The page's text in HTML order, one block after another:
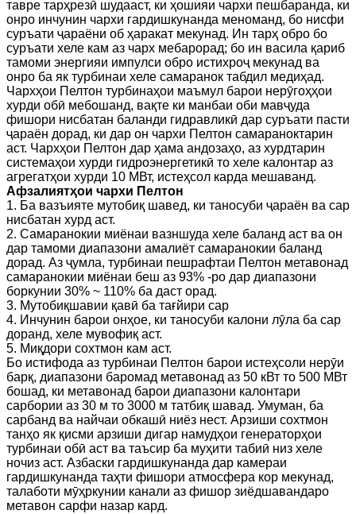
тавре тарҳрезӣ шудааст, ки ҳошияи чархи пешбаранда, ки
онро инчунин чархи гардишкунанда меноманд, бо нисфи
суръати ҷараёни об ҳаракат мекунад. Ин тарҳ обро бо
суръати хеле кам аз чарх мебарорад; бо ин васила қариб
тамоми энергияи импулси обро истихроҷ мекунад ва
онро ба як турбинаи хеле самаранок табдил медиҳад.
Чархҳои Пелтон турбинаҳои маъмул барои нерӯгоҳҳои
хурди обӣ мебошанд, вақте ки манбаи оби мавҷуда
фишори нисбатан баланди гидравликӣ дар суръати пасти
ҷараён дорад, ки дар он чархи Пелтон самараноктарин
аст. Чархҳои Пелтон дар ҳама андозаҳо, аз хурдтарин
системаҳои хурди гидроэнергетикӣ то хеле калонтар аз
агрегатҳои хурди 10 МВт, истеҳсол карда мешаванд.
Афзалиятҳои чархи Пелтон
1. Ба вазъияте мутобиқ шавед, ки таносуби ҷараён ва сар
нисбатан хурд аст.
2. Самаранокии миёнаи вазншуда хеле баланд аст ва он
дар тамоми диапазони амалиёт самаранокии баланд
дорад. Аз ҷумла, турбинаи пешрафтаи Пелтон метавонад
самаранокии миёнаи беш аз 93% -ро дар диапазони
боркунии 30% ~ 110% ба даст орад.
3. Мутобиқшавии қавӣ ба тағйири сар
4. Инчунин барои онҳое, ки таносуби калони лӯла ба сар
доранд, хеле мувофиқ аст.
5. Миқдори сохтмон кам аст.
Бо истифода аз турбинаи Пелтон барои истеҳсоли нерӯи
барқ, диапазони баромад метавонад аз 50 кВт то 500 МВт
бошад, ки метавонад барои диапазони калонтари
сарбории аз 30 м то 3000 м татбиқ шавад. Умуман, ба
сарбанд ва найчаи обкашӣ ниёз нест. Арзиши сохтмон
танҳо як қисми арзиши дигар намудҳои генераторҳои
турбинаи обӣ аст ва таъсир ба муҳити табиӣ низ хеле
ночиз аст. Азбаски гардишкунанда дар камераи
гардишкунанда таҳти фишори атмосфера кор мекунад,
талаботи мӯҳркунии канали аз фишор зиёдшавандаро
метавон сарфи назар кард.